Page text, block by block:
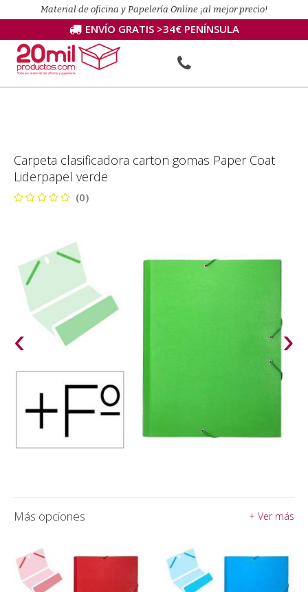
Material de oficina y Papelería Online ¡al mejor precio!
ENVÍO GRATIS >34€ PENÍNSULA
Carpeta clasificadora carton gomas Paper Coat
Liderpapel verde
(0)
‹ ›
Más opciones + Ver más